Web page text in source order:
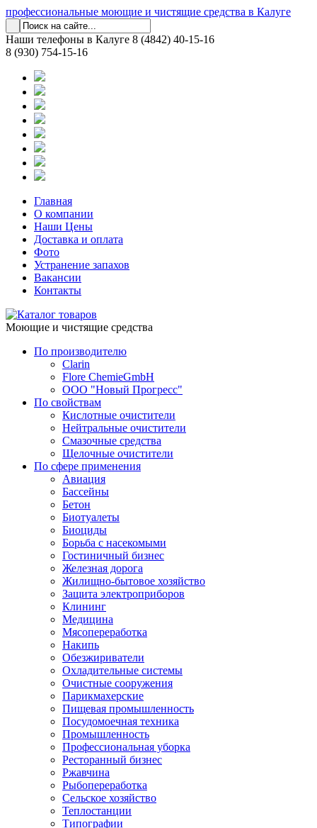
профессиональные моющие и чистящие средства в Калуге
Наши телефоны в Калуге 8 (4842) 40-15-16
8 (930) 754-15-16
Главная
О компании
Наши Цены
Доставка и оплата
Фото
Устранение запахов
Вакансии
Контакты
Моющие и чистящие средства
По производителю
Clarin
Flore ChemieGmbH
ООО "Новый Прогресс"
По свойствам
Кислотные очистители
Нейтральные очистители
Смазочные средства
Щелочные очистители
По сфере применения
Авиация
Бассейны
Бетон
Биотуалеты
Биоциды
Борьба с насекомыми
Гостиничный бизнес
Железная дорога
Жилищно-бытовое хозяйство
Защита электроприборов
Клининг
Медицина
Мясопереработка
Накипь
Обезжириватели
Охладительные системы
Очистные сооружения
Парикмахерские
Пищевая промышленность
Посудомоечная техника
Промышленность
Профессиональная уборка
Ресторанный бизнес
Ржавчина
Рыбопереработка
Сельское хозяйство
Теплостанции
Типографии